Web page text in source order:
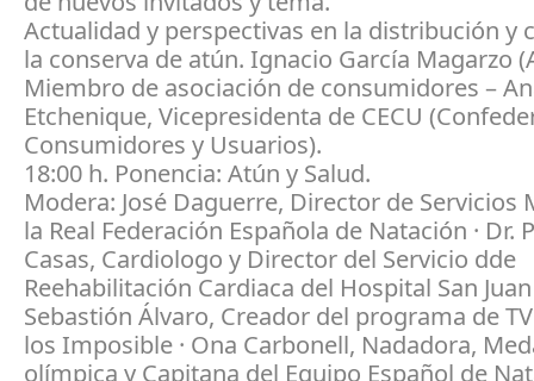
Actualidad y perspectivas en la distribución y
la conserva de atún. Ignacio García Magarzo
Miembro de asociación de consumidores –
Etchenique, Vicepresidenta de CECU
Consumidores y Usuarios).
18:00 h. Ponencia: Atún y Salud.
Modera: José Daguerre, Director de Servicios
la Real Federación Española de Natación · Dr.
Casas, Cardiologo y Director del Servicio dde
Reehabilitación Cardiaca del Hospital San
Sebastión Álvaro, Creador del programa de
los Imposible · Ona Carbonell, Nadadora,
olímpica y Capitana del Equipo Español de